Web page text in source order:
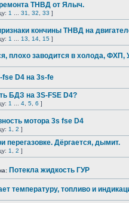
ТНВД от Ялыч.
1 31 32 33 ]
кончины ТНВД нa
1 13 14 15 ]
плохо заводится в холода, ФХП,
D4 на 3s-fe
БДЗ на 3S-FSE D4?
1 4 5 6 ]
мотора 3s fse D4
1 2 ]
перегазовке. Дёргается, дымит.
1 2 ]
Потекла жидкость ГУР
температуру, топливо и